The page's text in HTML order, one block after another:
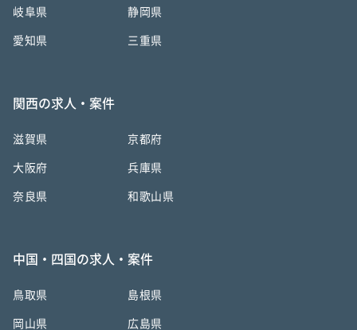
岐阜県 静岡県
愛知県 三重県
関西の求人・案件
滋賀県 京都府
大阪府 兵庫県
奈良県 和歌山県
中国・四国の求人・案件
鳥取県 島根県
岡山県 広島県